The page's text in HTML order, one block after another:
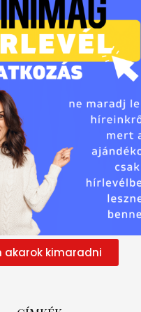
akarok kimaradni